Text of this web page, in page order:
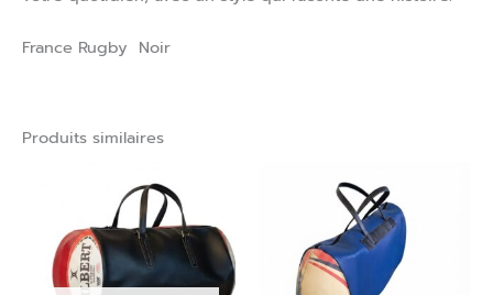
France Rugby Noir
Produits similaires